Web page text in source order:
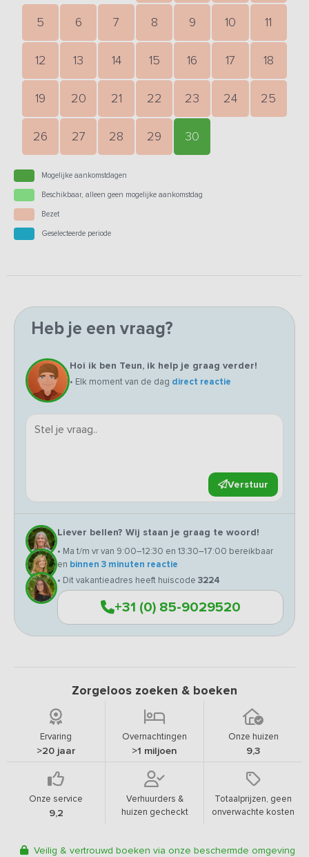
5 6 7 8 9 10 11
12 13 14 15 16 17 18
19 20 21 22 23 24 25
26 27 28 29 30
Mogelijke aankomstdagen
Beschikbaar, alleen geen mogelijke aankomstdag
Bezet
Geselecteerde periode
Heb je een vraag?
Hoi ik ben Teun, ik help je graag verder!
• Elk moment van de dag direct reactie
Verstuur
Liever bellen? Wij staan je graag te woord!
• Ma t/m vr van 9:00–12:30 en 13:30–17:00 bereikbaar
en binnen 3 minuten reactie
• Dit vakantieadres heeft huiscode 3224
+31 (0) 85-9029520
Zorgeloos zoeken & boeken
Ervaring
>20 jaar
Overnachtingen
>1 miljoen
Onze huizen
9,3
Onze service
9,2
Verhuurders &
huizen gecheckt
Totaalprijzen, geen
onverwachte kosten
Veilig & vertrouwd boeken via onze beschermde omgeving